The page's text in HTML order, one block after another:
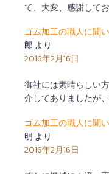
て、大変、感謝して
ゴム加工の職人に聞
郎 より
2016年2月16日
御社には素晴らしい
介してありましたが
ゴム加工の職人に聞
明 より
2016年2月16日